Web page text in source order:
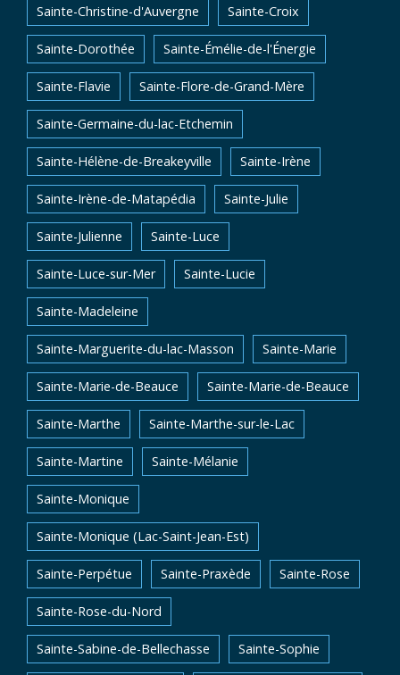
Sainte-Christine-d'Auvergne Sainte-Croix
Sainte-Dorothée Sainte-Émélie-de-l'Énergie
Sainte-Flavie Sainte-Flore-de-Grand-Mère
Sainte-Germaine-du-lac-Etchemin
Sainte-Hélène-de-Breakeyville Sainte-Irène
Sainte-Irène-de-Matapédia Sainte-Julie
Sainte-Julienne Sainte-Luce
Sainte-Luce-sur-Mer Sainte-Lucie
Sainte-Madeleine
Sainte-Marguerite-du-lac-Masson Sainte-Marie
Sainte-Marie-de-Beauce Sainte-Marie-de-Beauce
Sainte-Marthe Sainte-Marthe-sur-le-Lac
Sainte-Martine Sainte-Mélanie
Sainte-Monique
Sainte-Monique (Lac-Saint-Jean-Est)
Sainte-Perpétue Sainte-Praxède Sainte-Rose
Sainte-Rose-du-Nord
Sainte-Sabine-de-Bellechasse Sainte-Sophie